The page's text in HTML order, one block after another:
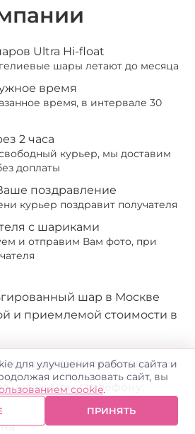
Ultra Hi-float
шары летают до месяца
время
время, в интервале 30
2 часа
курьер, мы доставим
доплаты
поздравление
курьер поздравит получателя
с шариками
и отправим Вам фото, при
шар в Москве
и приемлемой стоимости в
понравившееся изделие;
указанному телефону;
формой заказа на сайте
для улучшения работы сайта и
использовать сайт, вы
cookie.
ПРИНЯТЬ